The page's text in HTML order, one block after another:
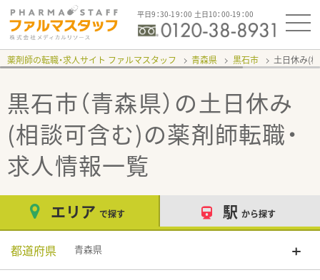
平日9：30-19：00 土日10：00-19：00
薬剤師の転職・求人サイト ファルマスタッフ 青森県 黒石市 土日休み(
黒石市（青森県）の土日休み
(相談可含む)の薬剤師転職・
求人情報一覧
エリア で探す 駅 から探す
都道府県 青森県